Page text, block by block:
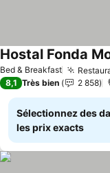
Bed & Breakfast
Hostal Fonda
8,1 Très bien 2 858
Sélectionnez des
les prix exacts